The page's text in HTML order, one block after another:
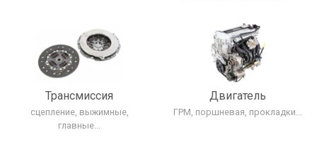
Трансмиcсия
сцепление, выжимные,
главные...
Двигатель
ГРМ, поршневая, прокладки...